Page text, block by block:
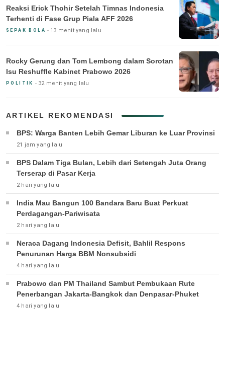
Reaksi Erick Thohir Setelah Timnas Indonesia
Terhenti di Fase Grup Piala AFF 2026
SEPAK BOLA 13 menit yang lalu
Rocky Gerung dan Tom Lembong dalam Sorotan
Isu Reshuffle Kabinet Prabowo 2026
POLITIK 32 menit yang lalu
ARTIKEL REKOMENDASI
BPS: Warga Banten Lebih Gemar Liburan ke Luar Provinsi
21 jam yang lalu
BPS Dalam Tiga Bulan, Lebih dari Setengah Juta Orang
Terserap di Pasar Kerja
2 hari yang lalu
India Mau Bangun 100 Bandara Baru Buat Perkuat
Perdagangan-Pariwisata
2 hari yang lalu
Neraca Dagang Indonesia Defisit, Bahlil Respons
Penurunan Harga BBM Nonsubsidi
4 hari yang lalu
Prabowo dan PM Thailand Sambut Pembukaan Rute
Penerbangan Jakarta-Bangkok dan Denpasar-Phuket
4 hari yang lalu